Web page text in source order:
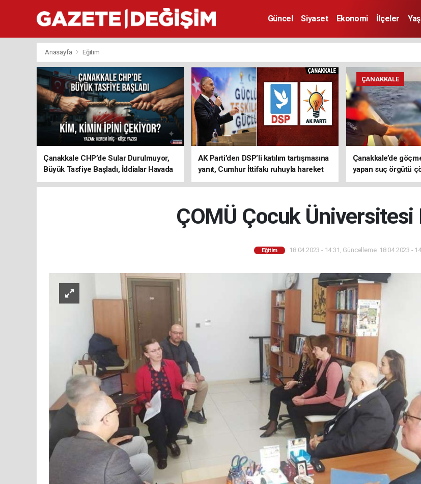
Güncel Siyaset Ekonomi İlçeler
Anasayfa Eğitim
Çanakkale CHP’de Sular Durulmuyor,
Büyük Tasfiye Başladı, İddialar Havada
Uçuşuyor
AK Parti’den DSP’li katılım tartışmasına
yanıt, Cumhur İttifakı ruhuyla hareket
ediyoruz
ÇANAKKALE
Çanakkale’de
yapan suç örgütü
tutuklama
ÇOMÜ Çocuk
Eğitim 18.04.2023 - 14:31, Güncelleme: 18.04.2023 -